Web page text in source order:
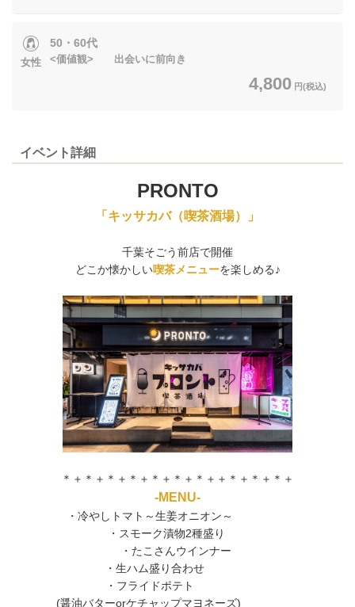
女性
50・60代
<価値観> 出会いに前向き
4,800 円(税込)
イベント詳細
PRONTO
「キッサカバ（喫茶酒場）」
千葉そごう前店で開催
どこか懐かしい喫茶メニューを楽しめる♪
＊＋＊＋＊＋＊＋＊＋＊＋＊＋＋＊＋＊＋＊＋
-MENU-
・冷やしトマト～生姜オニオン～
・スモーク漬物2種盛り
・たこさんウインナー
・生ハム盛り合わせ
・フライドポテト
(醤油バターorケチャップマヨネーズ)